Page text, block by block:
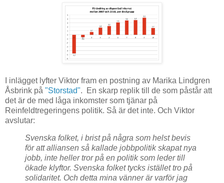
I inlägget lyfter Viktor fram en postning av Marika Lindgren
Åsbrink på "Storstad". En skarp replik till de som påstår att
det är de med låga inkomster som tjänar på
Reinfeldtregeringens politik. Så är det inte. Och Viktor
avslutar:
Svenska folket, i brist på några som helst bevis
för att alliansen så kallade jobbpolitik skapat nya
jobb, inte heller tror på en politik som leder till
ökade klyftor. Svenska folket tycks istället tro på
solidaritet. Och detta mina vänner är varför jag